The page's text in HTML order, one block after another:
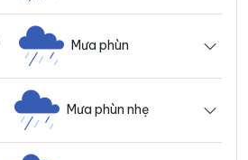
Mưa phùn
Mưa phùn nhẹ